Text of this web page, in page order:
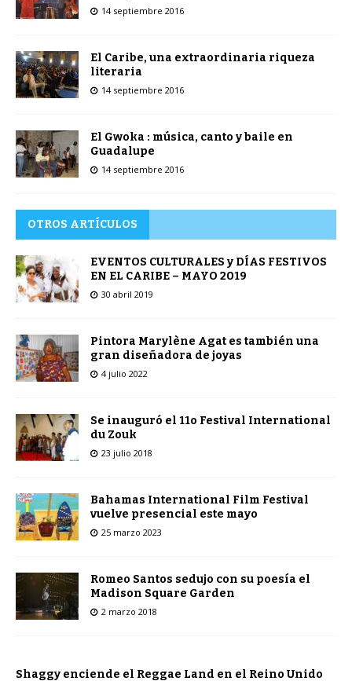
14 septiembre 2016
El Caribe, una extraordinaria riqueza
literaria
14 septiembre 2016
El Gwoka : música, canto y baile en
Guadalupe
14 septiembre 2016
OTROS ARTÍCULOS
EVENTOS CULTURALES y DÍAS FESTIVOS
EN EL CARIBE – MAYO 2019
30 abril 2019
Pintora Marylène Agat es también una
gran diseñadora de joyas
4 julio 2022
Se inauguró el 11o Festival International
du Zouk
23 julio 2018
Bahamas International Film Festival
vuelve presencial este mayo
25 marzo 2023
Romeo Santos sedujo con su poesía el
Madison Square Garden
2 marzo 2018
Shaggy enciende el Reggae Land en el Reino Unido